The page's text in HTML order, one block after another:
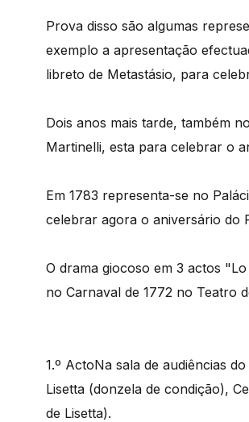
Prova disso são algumas
exemplo a apresentação
libreto de Metastásio, para
Dois anos mais tarde, também
Martinelli, esta para celebrar o
Em 1783 representa-se no
celebrar agora o aniversário do
O drama giocoso em 3 actos
no Carnaval de 1772 no Teatro
1.º ActoNa sala de audiências
Lisetta (donzela de condição),
de Lisetta).